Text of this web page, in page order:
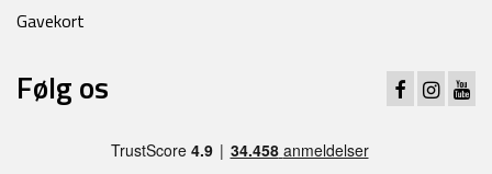
Gavekort
Følg os